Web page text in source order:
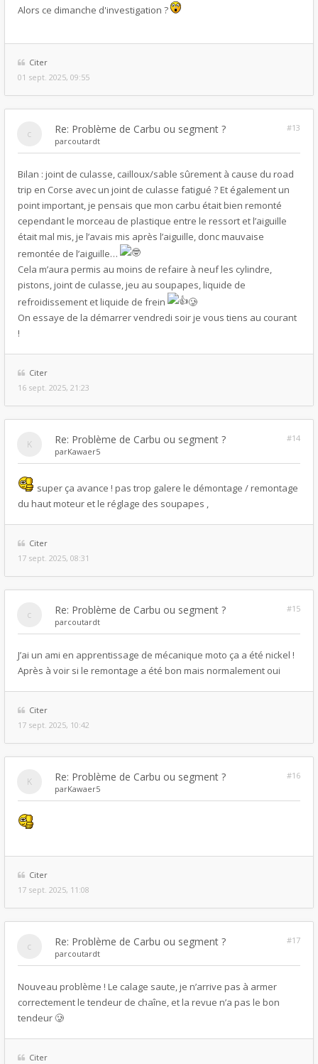
Alors ce dimanche d'investigation ?
Citer
01 sept. 2025, 09:55
Re: Problème de Carbu ou segment ?
#13
parcoutardt
Bilan : joint de culasse, cailloux/sable sûrement à cause du road
trip en Corse avec un joint de culasse fatigué ? Et également un
point important, je pensais que mon carbu était bien remonté
cependant le morceau de plastique entre le ressort et l’aiguille
était mal mis, je l’avais mis après l’aiguille, donc mauvaise
remontée de l’aiguille…
Cela m’aura permis au moins de refaire à neuf les cylindre,
pistons, joint de culasse, jeu au soupapes, liquide de
refroidissement et liquide de frein
🥲
On essaye de la démarrer vendredi soir je vous tiens au courant
!
Citer
16 sept. 2025, 21:23
Re: Problème de Carbu ou segment ?
#14
parKawaer5
super ça avance ! pas trop galere le démontage / remontage
du haut moteur et le réglage des soupapes ,
Citer
17 sept. 2025, 08:31
Re: Problème de Carbu ou segment ?
#15
parcoutardt
J’ai un ami en apprentissage de mécanique moto ça a été nickel !
Après à voir si le remontage a été bon mais normalement oui
Citer
17 sept. 2025, 10:42
Re: Problème de Carbu ou segment ?
#16
parKawaer5
Citer
17 sept. 2025, 11:08
Re: Problème de Carbu ou segment ?
#17
parcoutardt
Nouveau problème ! Le calage saute, je n’arrive pas à armer
correctement le tendeur de chaîne, et la revue n’a pas le bon
tendeur 🥲
Citer